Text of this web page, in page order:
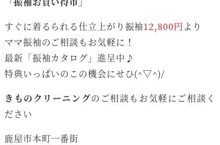
すぐに着るられる仕立上がり振袖12,800円より
ママ振袖のご相談もお気軽に！
最新「振袖カタログ」進呈中♪
特典いっぱいのこの機会にせひ(^▽^)/
きものクリーニングのご相談もお気軽にご相談く
ださい
鹿屋市本町一番街